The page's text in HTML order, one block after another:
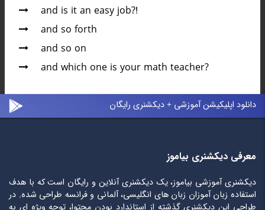
and is it an easy job?!
and so forth
and so on
and which one is your math teacher?
دانلود اپلیکیشن آموزشی + دیکشنری رایگان
معرفی دیکشنری بیاموز
دیکشنری آموزشی بیاموز، یک دیکشنری آنلاین و رایگان است که با هدف
استفاده زبان آموزان زبان های انگلیسی، آلمانی و فرانسه طراحی شده. در